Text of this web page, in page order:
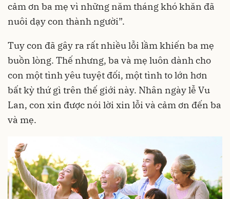
cảm ơn ba mẹ vì những năm tháng khó khăn đã
nuôi dạy con thành người”.
Tuy con đã gây ra rất nhiều lỗi lầm khiến ba mẹ
buồn lòng. Thế nhưng, ba và mẹ luôn dành cho
con một tình yêu tuyệt đối, một tình to lớn hơn
bất kỳ thứ gì trên thế giới này. Nhân ngày lễ Vu
Lan, con xin được nói lời xin lỗi và cảm ơn đến ba
và mẹ.